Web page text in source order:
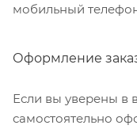
мобильный
Оформление
Если вы уверены в
самостоятельно